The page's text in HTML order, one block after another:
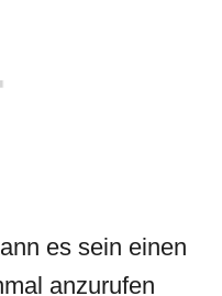
es sein einen
anzurufen